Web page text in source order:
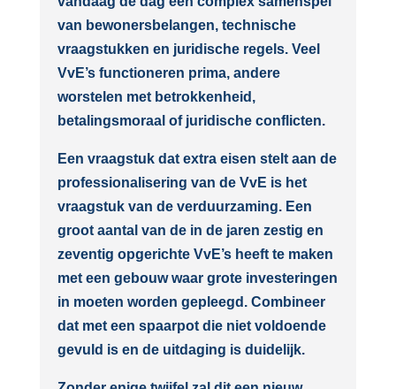
van bewonersbelangen, technische
vraagstukken en juridische regels. Veel
VvE’s functioneren prima, andere
worstelen met betrokkenheid,
betalingsmoraal of juridische conflicten.
Een vraagstuk dat extra eisen stelt aan de
professionalisering van de VvE is het
vraagstuk van de verduurzaming. Een
groot aantal van de in de jaren zestig en
zeventig opgerichte VvE’s heeft te maken
met een gebouw waar grote investeringen
in moeten worden gepleegd. Combineer
dat met een spaarpot die niet voldoende
gevuld is en de uitdaging is duidelijk.